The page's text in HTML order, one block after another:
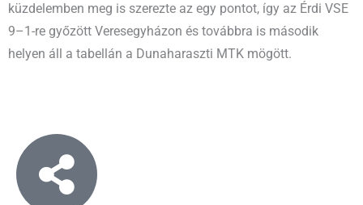
küzdelemben meg is szerezte az egy pontot, így az Érdi VSE
9–1-re győzött Veresegyházon és továbbra is második
helyen áll a tabellán a Dunaharaszti MTK mögött.